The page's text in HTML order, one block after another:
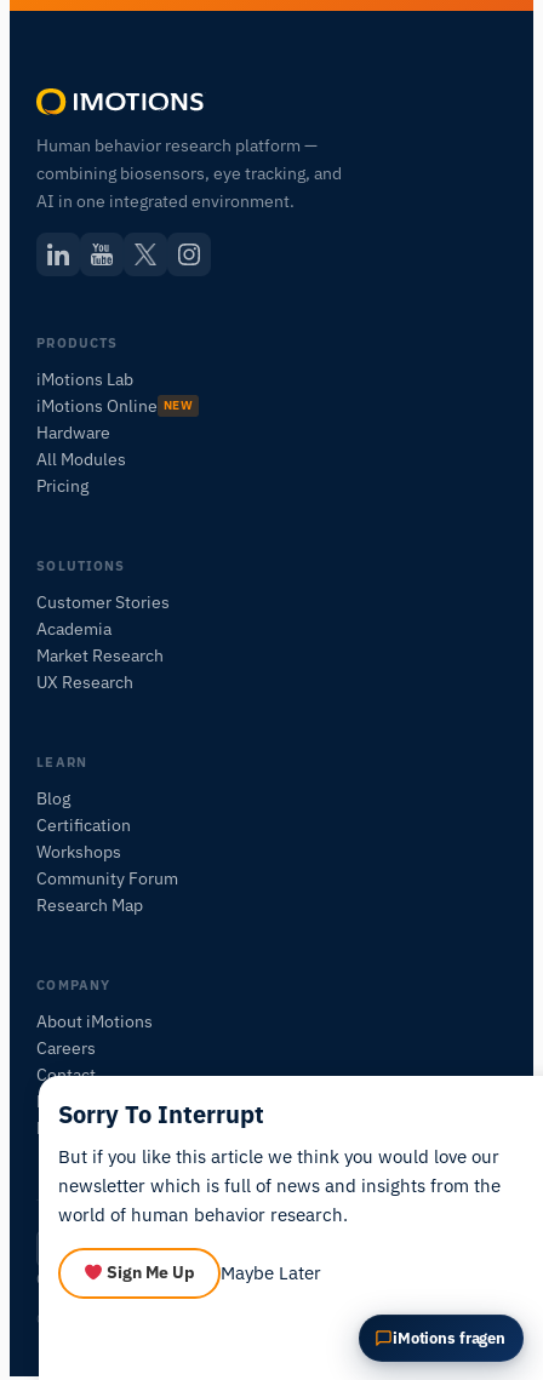
Human behavior research platform —
combining biosensors, eye tracking, and
AI in one integrated environment.
PRODUCTS
iMotions Lab
iMotions Online NEW
Hardware
All Modules
Pricing
SOLUTIONS
Customer Stories
Academia
Market Research
UX Research
LEARN
Blog
Certification
Workshops
Community Forum
Research Map
COMPANY
About iMotions
Careers
Contact
My iMotions
Newsletter
DE |Privacy Policy
Cookie Settings
© 2026 iMotions A/S. All rights reserved.
iMotions fragen
FRAGEN SIE ZU DIESEM ARTIKEL
Diesen Artikel zusammenfassen
Wie könnte ich das anwenden?
Sorry To Interrupt
But if you like this article we think you would love our
newsletter which is full of news and insights from the
world of human behavior research.
Sign Me Up Maybe Later